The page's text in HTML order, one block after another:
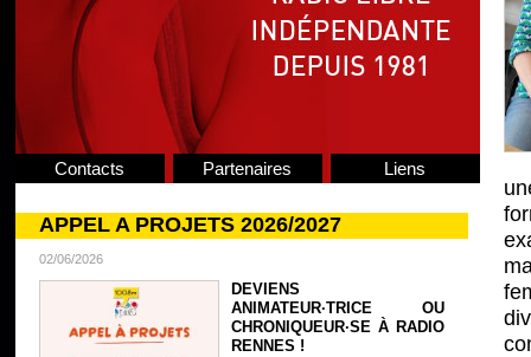
Contacts Partenaires Liens
APPEL A PROJETS 2026/2027
02/06/2026
DEVIENS
ANIMATEUR·TRICE OU
CHRONIQUEUR·SE À RADIO
RENNES !